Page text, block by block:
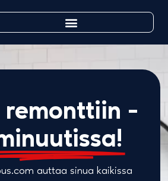
remonttiin -
auttaa sinua kaikissa